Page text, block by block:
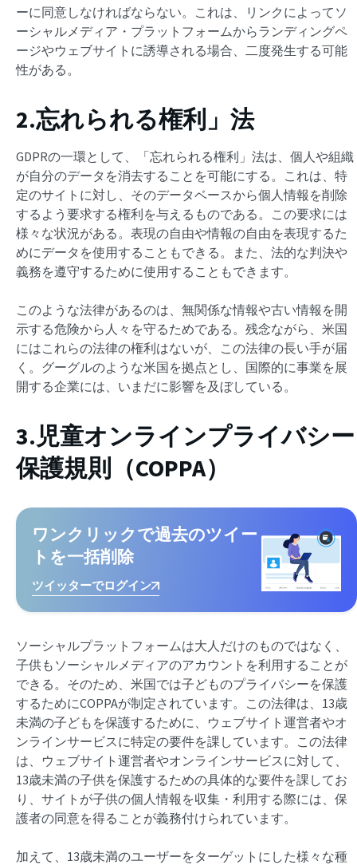
ーに同意しなければならない。これは、リンクによってソ
ーシャルメディア・プラットフォームからランディングペ
ージやウェブサイトに誘導される場合、二度発生する可能
性がある。
2.忘れられる権利」法
GDPRの一環として、「忘れられる権利」法は、個人や組織
が自分のデータを消去することを可能にする。これは、特
定のサイトに対し、そのデータベースから個人情報を削除
するよう要求する権利を与えるものである。この要求には
様々な状況がある。表現の自由や情報の自由を表現するた
めにデータを使用することもできる。また、法的な判決や
義務を遵守するために使用することもできます。
このような法律があるのは、無関係な情報や古い情報を開
示する危険から人々を守るためである。残念ながら、米国
にはこれらの法律の権利はないが、この法律の長い手が届
く。グーグルのような米国を拠点とし、国際的に事業を展
開する企業には、いまだに影響を及ぼしている。
3.児童オンラインプライバシー
保護規則（COPPA）
ワンクリックで過去のツイー
トを一括削除
ツイッターでログイン
ソーシャルプラットフォームは大人だけのものではなく、
子供もソーシャルメディアのアカウントを利用することが
できる。そのため、米国では子どものプライバシーを保護
するためにCOPPAが制定されています。この法律は、13歳
未満の子どもを保護するために、ウェブサイト運営者やオ
ンラインサービスに特定の要件を課しています。この法律
は、ウェブサイト運営者やオンラインサービスに対して、
13歳未満の子供を保護するための具体的な要件を課してお
り、サイトが子供の個人情報を収集・利用する際には、保
護者の同意を得ることが義務付けられています。
加えて、13歳未満のユーザーをターゲットにした様々な種